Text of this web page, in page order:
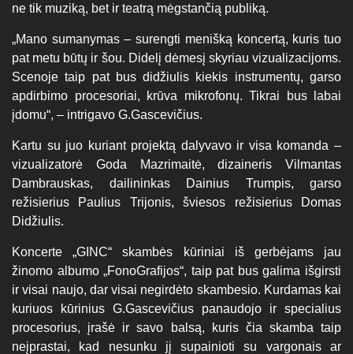
ne tik muziką, bet ir teatrą mėgstančią publiką.
„Mano sumanymas – surengti menišką koncertą, kuris tuo
pat metu būtų ir šou. Didelį dėmesį skyriau vizualizacijoms.
Scenoje taip pat bus didžiulis kiekis instrumentų, garso
apdirbimo procesoriai, krūva mikrofonų. Tikrai bus labai
įdomu“, – intrigavo G.Gascevičius.
Kartu su juo kuriant projektą dalyvavo ir visa komanda –
vizualizatorė Goda Mazrimaitė, dizaineris Vilmantas
Dambrauskas, dailininkas Dainius Trumpis, garso
režisierius Paulius Trijonis, šviesos režisierius Domas
Didžiulis.
Koncerte „GINC“ skambės kūriniai iš gerbėjams jau
žinomo albumo „FonoGrafijos“, taip pat bus galima išgirsti
ir visai naujo, dar visai negirdėto skambesio. Kurdamas kai
kuriuos kūrinius G.Gascevičius panaudojo ir specialius
procesorius, įrašė ir savo balsą, kuris čia skamba taip
neįprastai, kad nesunku jį supainioti su vargonais ar